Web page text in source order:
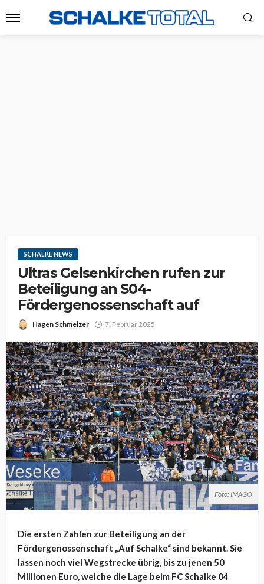
SCHALKE NEWS
Ultras Gelsenkirchen rufen zur
Beteiligung an S04-
Fördergenossenschaft auf
Hagen Schmelzer 7. Februar 2025
Foto: IMAGO
Die ersten Zahlen zur Beteiligung an der
Fördergenossenschaft „Auf Schalke“ sind bekannt. Sie
lassen noch viel Wegstrecke übrig, bis zu jenen 50
Millionen Euro, welche die Lage beim FC Schalke 04